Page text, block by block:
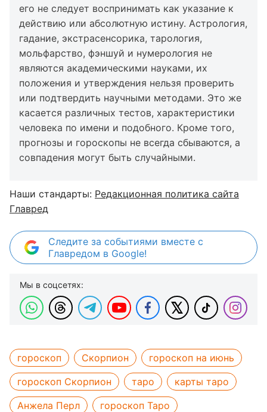
его не следует воспринимать как указание к
действию или абсолютную истину. Астрология,
гадание, экстрасенсорика, тарология,
мольфарство, фэншуй и нумерология не
являются академическими науками, их
положения и утверждения нельзя проверить
или подтвердить научными методами. Это же
касается различных тестов, характеристики
человека по имени и подобного. Кроме того,
прогнозы и гороскопы не всегда сбываются, а
совпадения могут быть случайными.
Наши стандарты: Редакционная политика сайта
Главред
Следите за событиями вместе с
Главредом в Google!
Мы в соцсетях:
гороскоп Скорпион
гороскоп на июнь
гороскоп Скорпион
таро
карты таро
Анжела Перл
гороскоп Таро